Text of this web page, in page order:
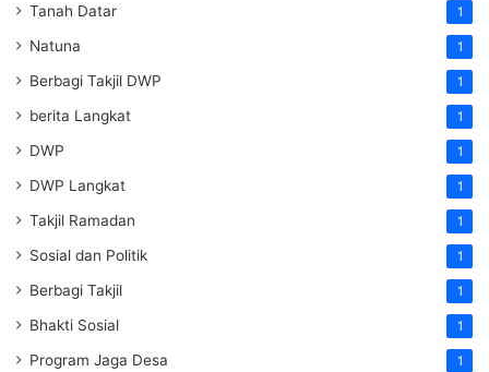
Tanah Datar 1
Natuna 1
Berbagi Takjil DWP 1
berita Langkat 1
DWP 1
DWP Langkat 1
Takjil Ramadan 1
Sosial dan Politik 1
Berbagi Takjil 1
Bhakti Sosial 1
Program Jaga Desa 1